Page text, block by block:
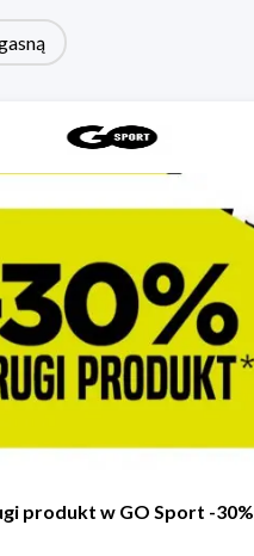
produkt w GO Sport -30%